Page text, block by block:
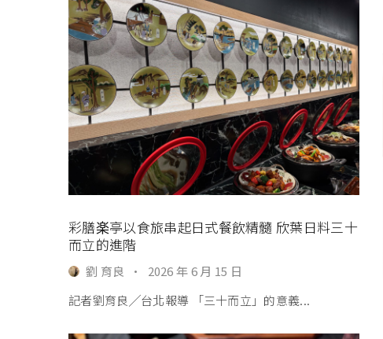
彩膳楽亭以食旅串起日式餐飲精髓 欣葉日料三十
而立的進階
劉 育良 ·
2026 年 6 月 15 日
記者劉育良╱台北報導 「三十而立」的意義...